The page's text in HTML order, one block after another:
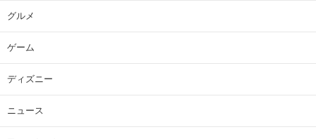
グルメ
ゲーム
ディズニー
ニュース